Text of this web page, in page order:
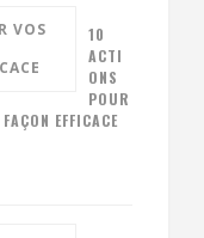
10
ACTI
ONS
POUR
EFFICACE